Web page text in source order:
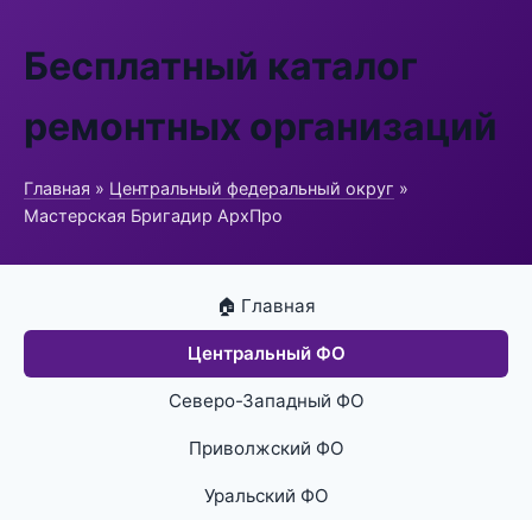
Бесплатный каталог
ремонтных организаций
Главная » Центральный федеральный округ »
Мастерская Бригадир АрхПро
🏠 Главная
Центральный ФО
Северо-Западный ФО
Приволжский ФО
Уральский ФО